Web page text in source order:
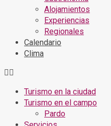
Alojamientos
Experiencias
Regionales
Calendario
Clima
Turismo en la ciudad
Turismo en el campo
Pardo